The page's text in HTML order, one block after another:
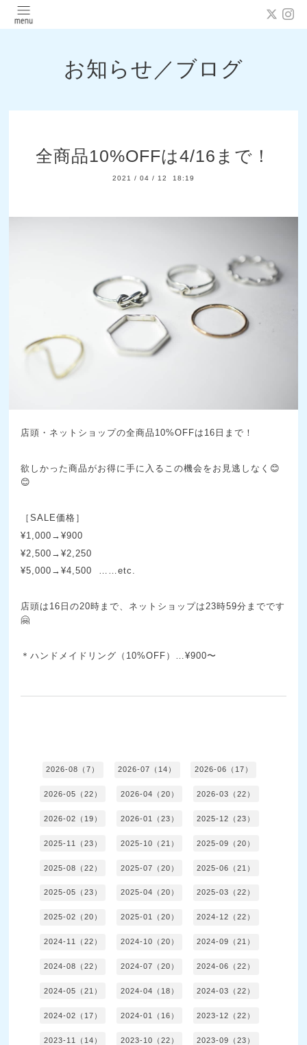
お知らせ／ブログ
全商品10%OFFは4/16まで！
2021 / 04 / 12 18:19
店頭・ネットショップの全商品10%OFFは16日まで！
欲しかった商品がお得に手に入るこの機会をお見逃しなく😊
😊
［SALE価格］
¥1,000→¥900
¥2,500→¥2,250
¥5,000→¥4,500 ……etc.
店頭は16日の20時まで、ネットショップは23時59分までです
🤗
＊ハンドメイドリング（10%OFF）…¥900〜
2026-08（7） 2026-07（14） 2026-06（17）
2026-05（22） 2026-04（20） 2026-03（22）
2026-02（19） 2026-01（23） 2025-12（23）
2025-11（23） 2025-10（21） 2025-09（20）
2025-08（22） 2025-07（20） 2025-06（21）
2025-05（23） 2025-04（20） 2025-03（22）
2025-02（20） 2025-01（20） 2024-12（22）
2024-11（22） 2024-10（20） 2024-09（21）
2024-08（22） 2024-07（20） 2024-06（22）
2024-05（21） 2024-04（18） 2024-03（22）
2024-02（17） 2024-01（16） 2023-12（22）
2023-11（14） 2023-10（22） 2023-09（23）